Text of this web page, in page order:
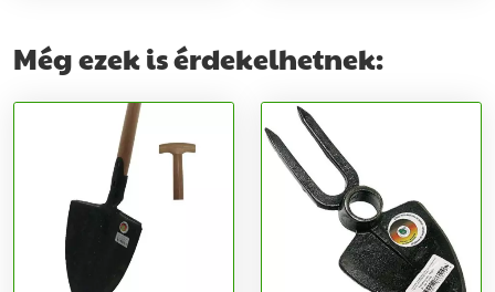
Még ezek is érdekelhetnek: